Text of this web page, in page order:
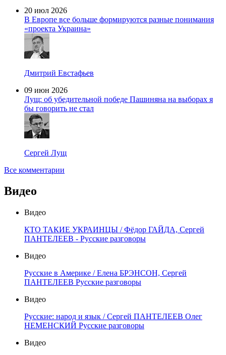
20 июл 2026
В Европе все больше формируются разные понимания
«проекта Украина»
Дмитрий Евстафьев
09 июн 2026
Лущ: об убедительной победе Пашиняна на выборах я
бы говорить не стал
Сергей Лущ
Все комментарии
Видео
Видео
КТО ТАКИЕ УКРАИНЦЫ / Фёдор ГАЙДА, Сергей
ПАНТЕЛЕЕВ - Русские разговоры
Видео
Русские в Америке / Елена БРЭНСОН, Сергей
ПАНТЕЛЕЕВ Русские разговоры
Видео
Русские: народ и язык / Сергей ПАНТЕЛЕЕВ Олег
НЕМЕНСКИЙ Русские разговоры
Видео